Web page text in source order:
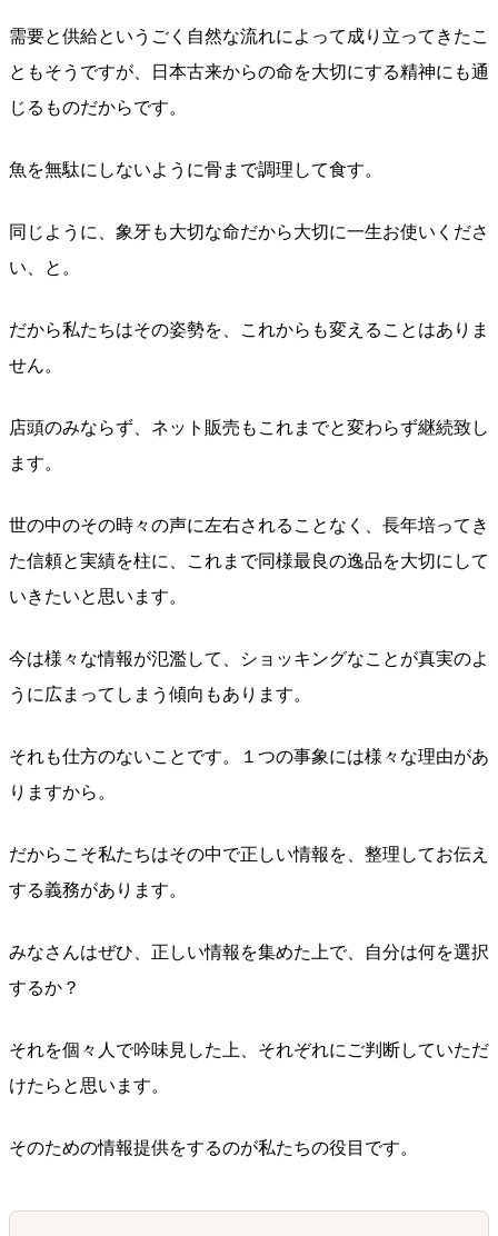
需要と供給というごく自然な流れによって成り立ってきたこ
ともそうですが、日本古来からの命を大切にする精神にも通
じるものだからです。
魚を無駄にしないように骨まで調理して食す。
同じように、象牙も大切な命だから大切に一生お使いくださ
い、と。
だから私たちはその姿勢を、これからも変えることはありま
せん。
店頭のみならず、ネット販売もこれまでと変わらず継続致し
ます。
世の中のその時々の声に左右されることなく、長年培ってき
た信頼と実績を柱に、これまで同様最良の逸品を大切にして
いきたいと思います。
今は様々な情報が氾濫して、ショッキングなことが真実のよ
うに広まってしまう傾向もあります。
それも仕方のないことです。１つの事象には様々な理由があ
りますから。
だからこそ私たちはその中で正しい情報を、整理してお伝え
する義務があります。
みなさんはぜひ、正しい情報を集めた上で、自分は何を選択
するか？
それを個々人で吟味見した上、それぞれにご判断していただ
けたらと思います。
そのための情報提供をするのが私たちの役目です。